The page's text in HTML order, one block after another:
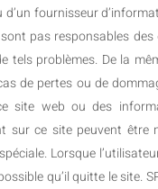
fournisseur
pas responsables
problèmes. De la
de pertes ou de
site web ou des
sur ce site peuvent être
Lorsque
qu’il quitte le site.